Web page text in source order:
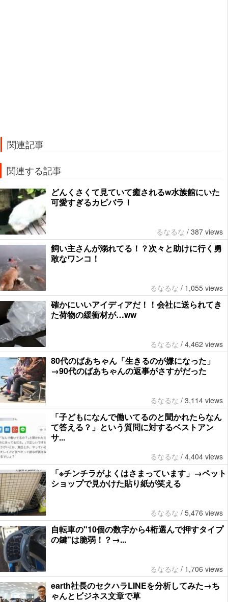
関連記事
関連する記事
どんくさくて見ていて癒されるw水族館にいた
可愛すぎるカピバラ！
るなるな / 387 views
飼い主さんが溺れてる！？次々と助けに行く勇
敢なワンコ！
るなるな / 1,055 views
確かにいいアイディアだ！！会社に送られてき
た荷物の緩衝材が…ww
るなるな / 4,462 views
80代のばあちゃん「生きるのが嫌になった」
→90代のばあちゃんの返事がさすがだった
るなるな / 3,114 views
「子どもになんで働いてるのと聞かれたらなん
て答える？」という質問に対するベストアン
サ...
るなるな / 4,404 views
「※チンチラがよくはさまっています」→ペット
ショップで見かけた貼り紙が笑える
るなるな / 5,476 views
自転車の"10個の数字から4桁選んで押すタイプ
の鍵"は脆弱！？→...
るなるな / 1,706 views
earth社長のセクハラLINEを分析してみた→ち
ゃんとビジネス文章で草